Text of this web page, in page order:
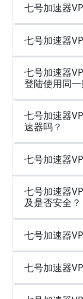
七号加速器
七号加速器
七号加速器
登陆使用同
七号加速器
速器吗？
七号加速器
七号加速器
及是否安全？
七号加速器
七号加速器